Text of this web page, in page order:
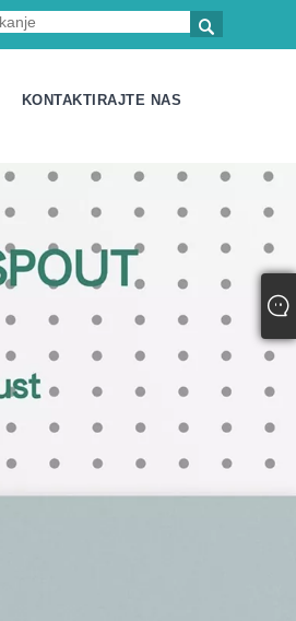

KONTAKTIRAJTE NAS